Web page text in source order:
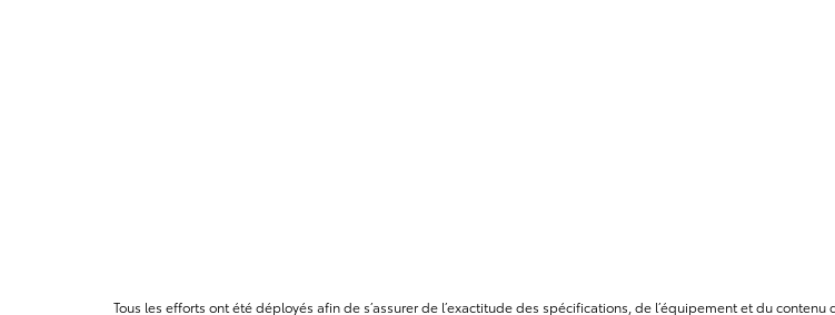
Tous les efforts ont été déployés afin de s’assurer de l’exactitude des spécifications, de l’équipement et du